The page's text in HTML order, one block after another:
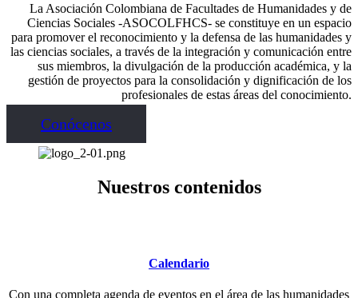
La Asociación Colombiana de Facultades de Humanidades y de
Ciencias Sociales -ASOCOLFHCS- se constituye en un espacio
para promover el reconocimiento y la defensa de las humanidades y
las ciencias sociales, a través de la integración y comunicación entre
sus miembros, la divulgación de la producción académica, y la
gestión de proyectos para la consolidación y dignificación de los
profesionales de estas áreas del conocimiento.
Conócenos
Nuestros contenidos
Calendario
Con una completa agenda de eventos en el área de las humanidades